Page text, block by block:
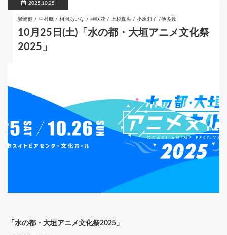
2025.10.25
鷲崎健 / 中村航 / 相羽あいな / 亜咲花 / 上杉真央 / 小原莉子 /他多数
10月25日(土)「水の都・大垣アニメ文化祭
2025」
「水の都・大垣アニメ文化祭2025」